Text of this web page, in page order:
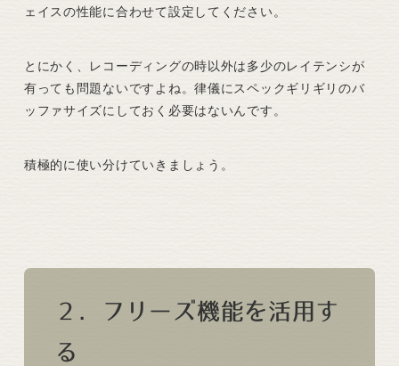
ェイスの性能に合わせて設定してください。
とにかく、レコーディングの時以外は多少のレイテンシが
有っても問題ないですよね。律儀にスペックギリギリのバ
ッファサイズにしておく必要はないんです。
積極的に使い分けていきましょう。
２．フリーズ機能を活用す
る